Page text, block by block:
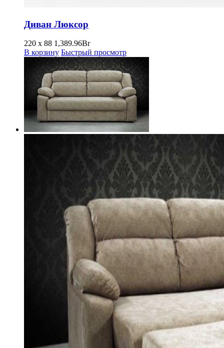
Диван Люксор
220 x 88 1,389.96Br
В корзину Быстрый просмотр